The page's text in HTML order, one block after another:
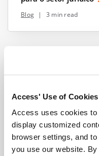
Access' Use of Cookies
Access uses cookies
display customized
browser settings, and
you use our website.
Blog | 3 min read